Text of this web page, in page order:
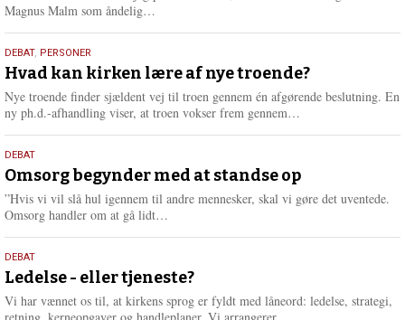
Magnus Malm som åndelig…
e
r
e
25.
juli
2026
DEBAT, PERSONER
Hvad kan kirken lære af nye troende?
Nye troende finder sjældent vej til troen gennem én afgørende beslutning. En
ny ph.d.-afhandling viser, at troen vokser frem gennem…
e
r
e
9.
juli
2026
DEBAT
Omsorg begynder med at standse op
”Hvis vi vil slå hul igennem til andre mennesker, skal vi gøre det uventede.
Omsorg handler om at gå lidt…
e
r
e
10.
juni
2026
DEBAT
Ledelse - eller tjeneste?
Vi har vænnet os til, at kirkens sprog er fyldt med låneord: ledelse, strategi,